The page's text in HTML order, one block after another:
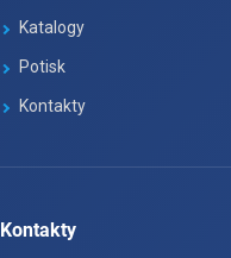
Katalogy
Potisk
Kontakty
Kontakty